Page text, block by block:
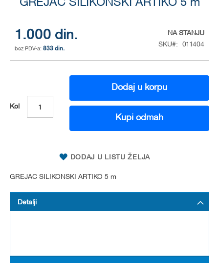
GREJAC SILIKONSKI ARTIKO 5 m
1.000 din.
833 din.
NA STANJU
SKU
011404
Kol
Dodaj u korpu
Kupi odmah
DODAJ U LISTU ŽELJA
GREJAC SILIKONSKI ARTIKO 5 m
of
the
images
gallery
Detalji